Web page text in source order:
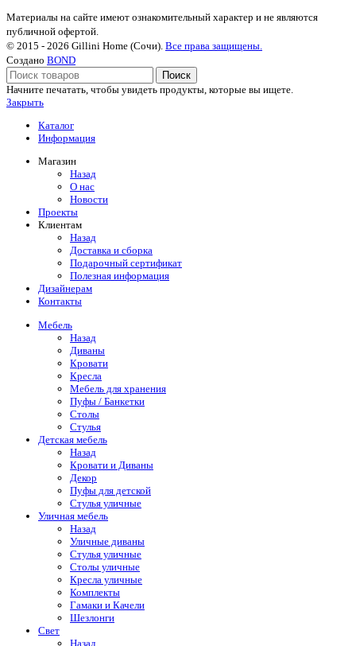
Материалы на сайте имеют ознакомительный характер и не являются
публичной офертой.
© 2015 - 2026 Gillini Home (Сочи). Все права защищены.
Создано BOND
Поиск
Начните печатать, чтобы увидеть продукты, которые вы ищете.
Закрыть
Каталог
Информация
Магазин
Назад
О нас
Новости
Проекты
Клиентам
Назад
Доставка и сборка
Подарочный сертификат
Полезная информация
Дизайнерам
Контакты
Мебель
Назад
Диваны
Кровати
Кресла
Мебель для хранения
Пуфы / Банкетки
Столы
Стулья
Детская мебель
Назад
Кровати и Диваны
Декор
Пуфы для детской
Стулья уличные
Уличная мебель
Назад
Уличные диваны
Стулья уличные
Столы уличные
Кресла уличные
Комплекты
Гамаки и Качели
Шезлонги
Свет
Назад